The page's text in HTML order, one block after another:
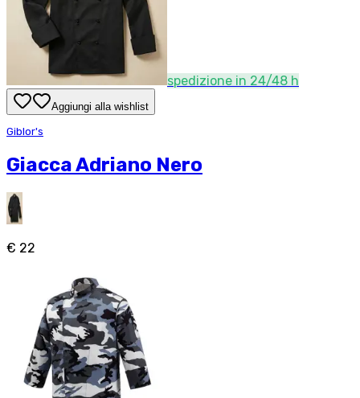
spedizione in 24/48 h
Aggiungi alla wishlist
Giblor's
Giacca Adriano Nero
€ 22